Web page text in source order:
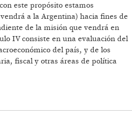
este propósito estamos
a la Argentina) hacia fines de
de la misión que vendrá en
IV consiste en una evaluación del
del país, y de los
fiscal y otras áreas de política